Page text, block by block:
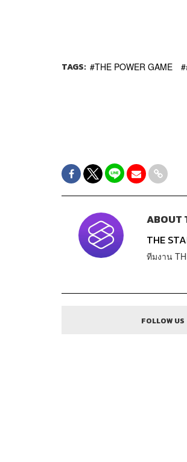
TAGS: THE POWER GAME
ABOUT
THE
ทีมงาน
FOLLOW US